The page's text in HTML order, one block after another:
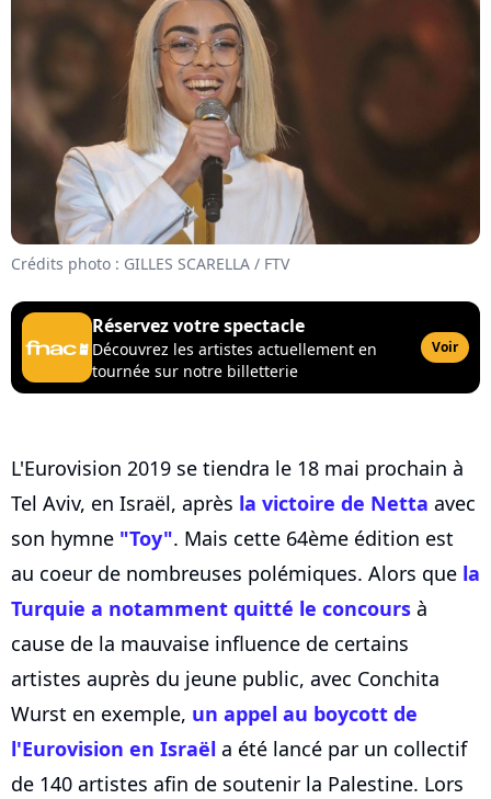
Crédits photo : GILLES SCARELLA / FTV
Réservez votre spectacle
Découvrez les artistes actuellement en
tournée sur notre billetterie
Voir
L'Eurovision 2019 se tiendra le 18 mai prochain à
Tel Aviv, en Israël, après la victoire de Netta avec
son hymne "Toy". Mais cette 64ème édition est
au coeur de nombreuses polémiques. Alors que la
Turquie a notamment quitté le concours à
cause de la mauvaise influence de certains
artistes auprès du jeune public, avec Conchita
Wurst en exemple, un appel au boycott de
l'Eurovision en Israël a été lancé par un collectif
de 140 artistes afin de soutenir la Palestine. Lors